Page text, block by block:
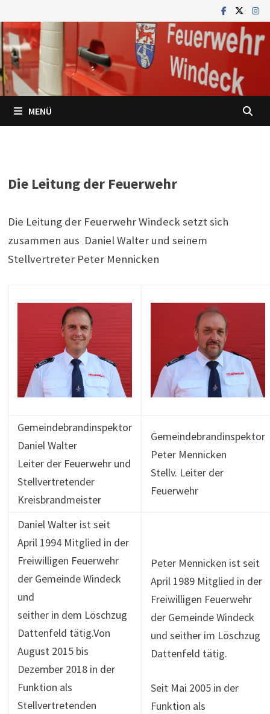
Inhalt
springen
MENÜ
Die Leitung der Feuerwehr
Die Leitung der Feuerwehr Windeck setzt sich
zusammen aus Daniel Walter und seinem
Stellvertreter Peter Mennicken
Gemeindebrandinspektor
Daniel Walter
Leiter der Feuerwehr und
Stellvertretender
Kreisbrandmeister
Gemeindebrandinspektor
Peter Mennicken
Stellv. Leiter der
Feuerwehr
Daniel Walter ist seit
April 1994 Mitglied in der
Freiwilligen Feuerwehr
der Gemeinde Windeck
und
seither in dem Löschzug
Dattenfeld tätig.Von
August 2015 bis
Dezember 2018 in der
Funktion als
Stellvertretenden
Peter Mennicken ist seit
April 1989 Mitglied in der
Freiwilligen Feuerwehr
der Gemeinde Windeck
und seither im Löschzug
Dattenfeld tätig.
Seit Mai 2005 in der
Funktion als